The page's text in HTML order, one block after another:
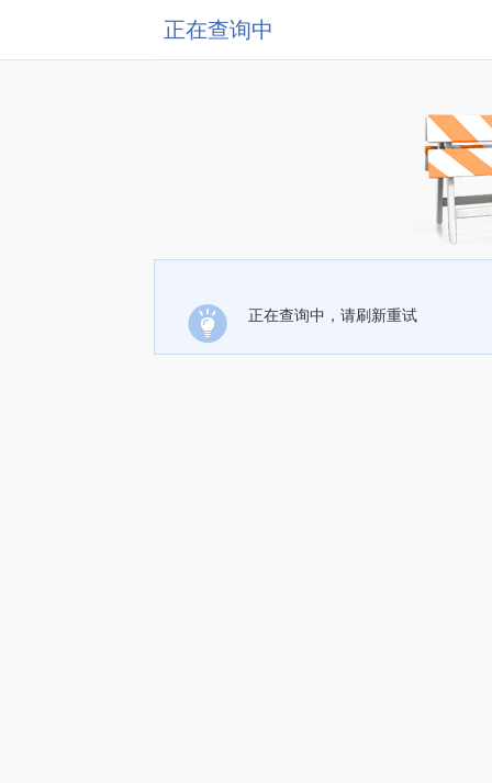
正在查询中
正在查询中，请刷新重试